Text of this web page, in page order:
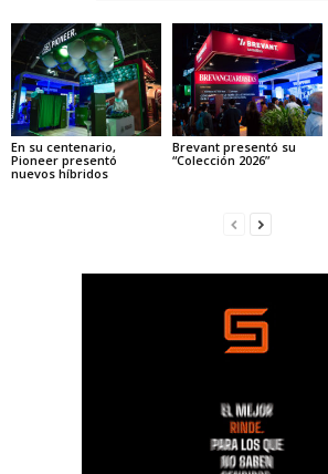
En su centenario,
Pioneer presentó
nuevos híbridos
Brevant presentó su
“Colección 2026”